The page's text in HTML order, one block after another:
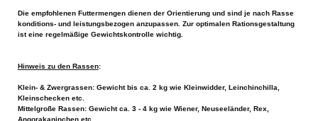
Die empfohlenen Futtermengen dienen der Orientierung und sind je nach Rasse
konditions- und leistungsbezogen anzupassen. Zur optimalen Rationsgestaltung
ist eine regelmäßige Gewichtskontrolle wichtig.
Hinweis zu den Rassen:
Klein- & Zwergrassen: Gewicht bis ca. 2 kg wie Kleinwidder, Leinchinchilla,
Kleinschecken etc.
Mittelgroße Rassen: Gewicht ca. 3 - 4 kg wie Wiener, Neuseeländer, Rex,
Angorakaninchen etc.